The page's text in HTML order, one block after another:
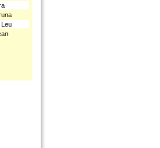
Leu